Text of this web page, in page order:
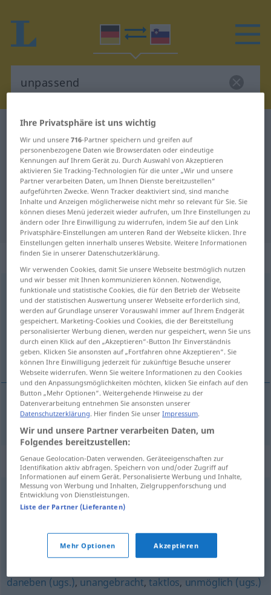
Deutsch-Slowenisch Wörterbuch
Deutsch-Slowenisch Übersetzung
für "unpassend"
"unpassend" Slowenisch
Übersetzung
„unpassend“
unpassend
Übersicht aller Übersetzungen
(Für mehr Details die Übersetzung anklicken/antippen)
nèpriméren
nèpriméren unpassend
Synonyme für "unpassend"
ungelegen,ungünstig
ungünstig,unangebracht,ungeeignet,unbrauchbar
unzweckmäßig, untauglich
daneben (ugs.), unangebracht,taktlos, unmöglich (ugs.)
Ihre Privatsphäre ist uns wichtig
Wir und unsere716-Partner speichern und greifen auf
personenbezogene Daten wie Browserdaten oder eindeutige
Kennungen auf Ihrem Gerät zu. Durch Auswahl von Akzeptieren
aktivieren Sie Tracking-Technologien für die unter „Wir und unsere
Partner verarbeiten Daten, um Ihnen Dienste bereitzustellen“
aufgeführten Zwecke. Wenn Tracker deaktiviert sind, sind manche
Inhalte und Anzeigen möglicherweise nicht mehr so relevant für Sie. Sie
können dieses Menü jederzeit wieder aufrufen, um Ihre Einstellungen zu
ändern oder Ihre Einwilligung zu widerrufen, indem Sie auf den Link
Privatsphäre-Einstellungen am unteren Rand der Webseite klicken. Ihre
Einstellungen gelten innerhalb unseres Website. Weitere Informationen
finden Sie in unserer Datenschutzerklärung.
Wir verwenden Cookies, damit Sie unsere Webseite bestmöglich nutzen
und wir besser mit Ihnen kommunizieren können. Notwendige,
funktionale und statistische Cookies, die für den Betrieb der Webseite
und der statistischen Auswertung unserer Webseite erforderlich sind,
werden auf Grundlage unserer Vorauswahl immer auf Ihrem Endgerät
gespeichert. Marketing-Cookies und Cookies, die der Bereitstellung
personalisierter Werbung dienen, werden nur gespeichert, wenn Sie uns
durch einen Klick auf den „Akzeptieren“-Button Ihr Einverständnis
geben. Klicken Sie ansonsten auf „Fortfahren ohne Akzeptieren“. Sie
können Ihre Einwilligung jederzeit für zukünftige Besuche unserer
Webseite widerrufen. Wenn Sie weitere Informationen zu den Cookies
und den Anpassungsmöglichkeiten möchten, klicken Sie einfach auf den
Button „Mehr Optionen“. Weitergehende Hinweise zu der
Datenverarbeitung entnehmen Sie ansonsten unserer
Datenschutzerklärung. Hier finden Sie unserImpressum.
Wir und unsere Partner verarbeiten Daten, um
Folgendes bereitzustellen:
Genaue Geolocation-Daten verwenden. Geräteeigenschaften zur
Identifikation aktiv abfragen. Speichern von und/oder Zugriff auf
Informationen auf einem Gerät. Personalisierte Werbung und Inhalte,
Messung von Werbung und Inhalten, Zielgruppenforschung und
Entwicklung von Dienstleistungen.
Liste der Partner (Lieferanten)
Mehr Optionen Akzeptieren